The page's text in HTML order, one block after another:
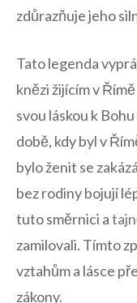
zdůrazňuje jeho
Tato legenda
knězi žijícím v
svou⁢ láskou k
době, kdy byl v
‍bylo⁤ ženit se
bez rodiny bojují
tuto směrnici a‌
zamilovali. Tímto
vztahům a lásce
zákony.